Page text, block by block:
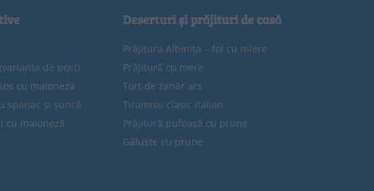
de post)
cu maioneză
spanac și șuncă
cu maioneză
Deserturi și prăjituri de casă
Prăjitura Albinița – foi cu miere
Prăjitură cu mere
Tort de zahăr ars
Tiramisu clasic italian
Prăjitură pufoasă cu prune
Găluște cu prune